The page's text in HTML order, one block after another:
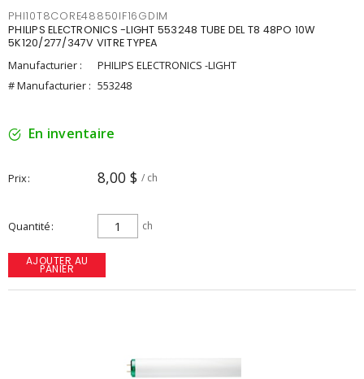
PHI10T8CORE48850IF16GDIM
PHILIPS ELECTRONICS -LIGHT 553248 TUBE DEL T8 48PO 10W
5K120/277/347V VITRE TYPEA
Manufacturier :
PHILIPS ELECTRONICS -LIGHT
# Manufacturier : 553248
En inventaire
Prix 8,00 $ / ch
Quantité ch
AJOUTER AU
PANIER